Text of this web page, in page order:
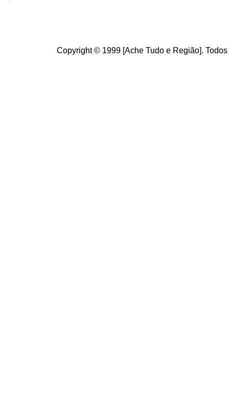
Copyright © 1999 [Ache Tudo e Região].